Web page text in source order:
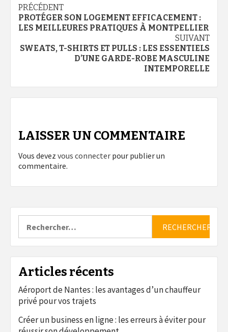
Navigation
d’article
PRÉCÉDENT
PROTÉGER SON LOGEMENT EFFICACEMENT :
LES MEILLEURES PRATIQUES À MONTPELLIER
SUIVANT
SWEATS, T-SHIRTS ET PULLS : LES ESSENTIELS
D’UNE GARDE-ROBE MASCULINE
INTEMPORELLE
LAISSER UN COMMENTAIRE
Vous devez vous connecter pour publier un
commentaire.
Articles récents
Aéroport de Nantes : les avantages d’un chauffeur
privé pour vos trajets
Créer un business en ligne : les erreurs à éviter pour